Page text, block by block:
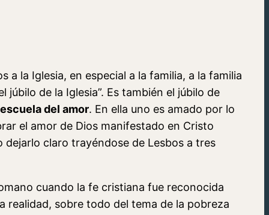
a la Iglesia, en especial a la familia, a la familia
de la Iglesia”. Es también el júbilo de
escuela del amor. En ella uno es amado por lo
el amor de Dios manifestado en Cristo
dejarlo claro trayéndose de Lesbos a tres
cuando la fe cristiana fue reconocida
realidad, sobre todo del tema de la pobreza